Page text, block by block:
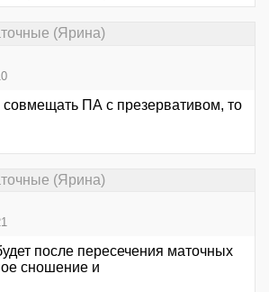
(Ярина)
ПА с презервативом, то
(Ярина)
после пересечения маточных
сношение и